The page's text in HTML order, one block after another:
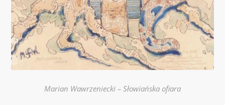
Marian Wawrzeniecki – Słowiańska ofiara